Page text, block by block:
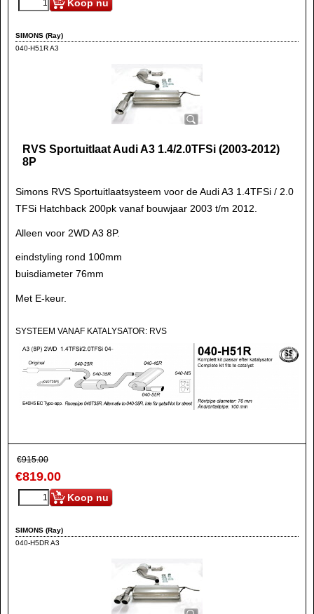
Koop nu
SIMONS (Ray)
040-H51R A3
RVS Sportuitlaat Audi A3 1.4/2.0TFSi (2003-2012)
8P
Simons RVS Sportuitlaatsysteem voor de Audi A3 1.4TFSi / 2.0
TFSi Hatchback 200pk vanaf bouwjaar 2003 t/m 2012.
Alleen voor 2WD A3 8P.
eindstyling rond 100mm
buisdiameter 76mm
Met E-keur.
SYSTEEM VANAF KATALYSATOR: RVS
€915.00
€819.00
Koop nu
SIMONS (Ray)
040-H5DR A3